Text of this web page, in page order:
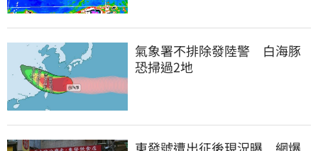
氣象署不排除發陸警　白海豚
恐掃過2地